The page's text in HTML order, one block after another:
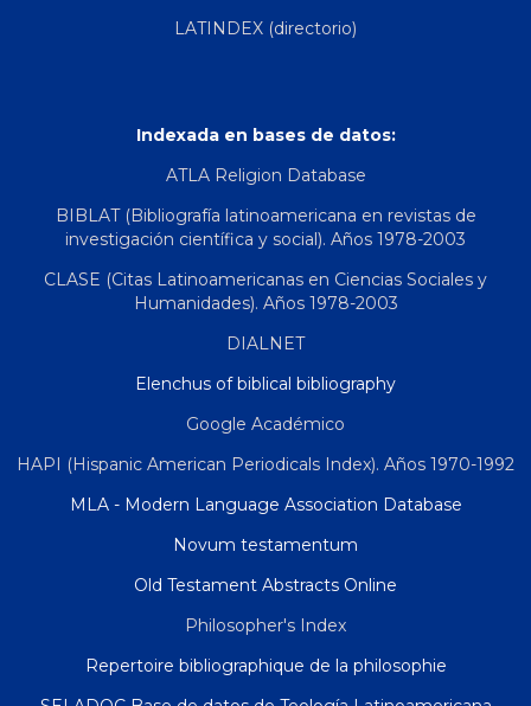
LATINDEX (directorio)
Indexada en bases de datos:
ATLA Religion Database
BIBLAT (Bibliografía latinoamericana en revistas de
investigación científica y social). Años 1978-2003
CLASE (Citas Latinoamericanas en Ciencias Sociales y
Humanidades). Años 1978-2003
DIALNET
Elenchus of biblical bibliography
Google Académico
HAPI (Hispanic American Periodicals Index). Años 1970-1992
MLA - Modern Language Association Database
Novum testamentum
Old Testament Abstracts Online
Philosopher's Index
Repertoire bibliographique de la philosophie